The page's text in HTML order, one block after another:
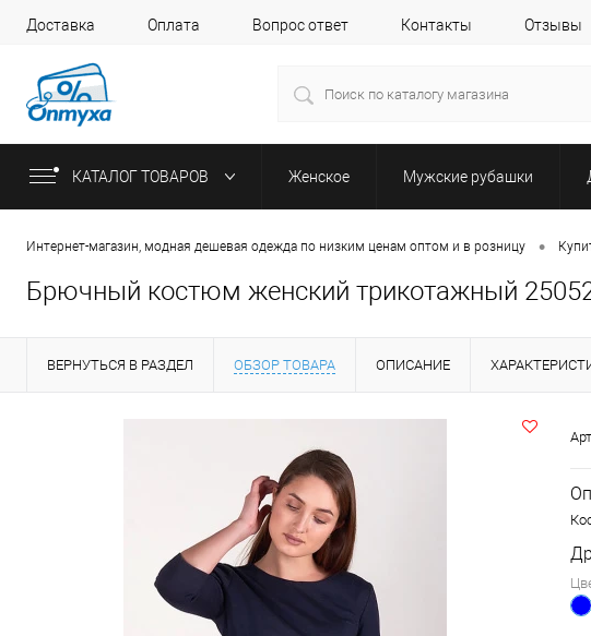
Доставка Оплата Вопрос ответ Контакты Отзывы
КАТАЛОГ ТОВАРОВ Женское Мужские рубашки
Интернет-магазин, модная дешевая одежда по низким ценам оптом и в розницу •
Брючный костюм женский трикотажный
ВЕРНУТЬСЯ В РАЗДЕЛ ОБЗОР ТОВАРА ОПИСАНИЕ